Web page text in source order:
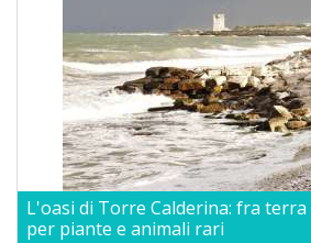
L'oasi di Torre Calderina: fra
per piante e animali rari